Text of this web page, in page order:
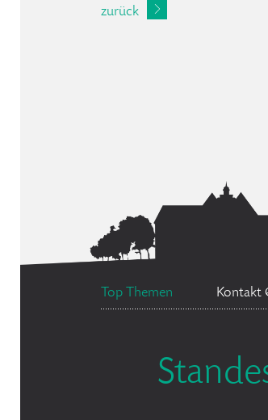
zurück
Top Themen Kontakt